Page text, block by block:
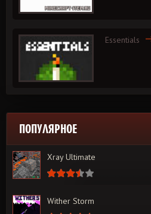
Essentials
ПОПУЛЯРНОЕ
Xray Ultimate
Wither Storm